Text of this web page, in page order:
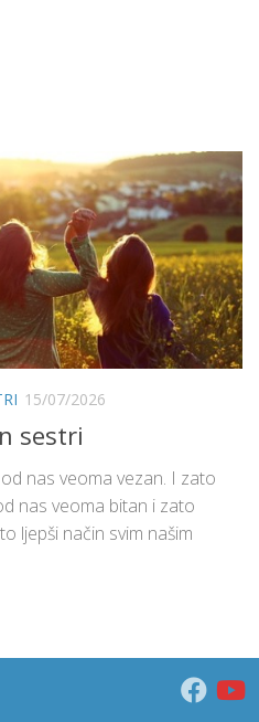
15/07/2026
sestri
nas veoma vezan. I zato
nas veoma bitan i zato
ljepši način svim našim